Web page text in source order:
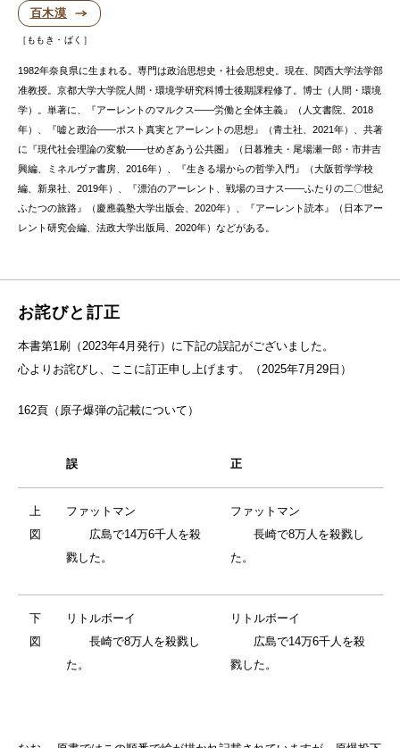
百木漠
ももき・ばく
1982年奈良県に生まれる。専門は政治思想史・社会思想史。現在、関西大学法学部
准教授。京都大学大学院人間・環境学研究科博士後期課程修了。博士（人間・環境
学）。単著に、『アーレントのマルクス――労働と全体主義』（人文書院、2018
年）、『嘘と政治――ポスト真実とアーレントの思想』（青土社、2021年）、共著
に『現代社会理論の変貌――せめぎあう公共圏』（日暮雅夫・尾場瀬一郎・市井吉
興編、ミネルヴァ書房、2016年）、『生きる場からの哲学入門』（大阪哲学学校
編、新泉社、2019年）、『漂泊のアーレント、戦場のヨナス――ふたりの二〇世紀
ふたつの旅路』（慶應義塾大学出版会、2020年）、『アーレント読本』（日本アー
レント研究会編、法政大学出版局、2020年）などがある。
お詫びと訂正
本書第1刷（2023年4月発行）に下記の誤記がございました。
心よりお詫びし、ここに訂正申し上げます。（2025年7月29日）
162頁（原子爆弾の記載について）
誤 正
上
図
ファットマン
広島で14万6千人を殺
戮した。
ファットマン
長崎で8万人を殺戮し
た。
下
図
リトルボーイ
長崎で8万人を殺戮し
た。
リトルボーイ
広島で14万6千人を殺
戮した。